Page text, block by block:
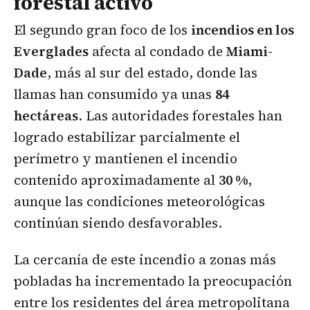
El segundo gran foco de los incendios en los
Everglades afecta al condado de Miami-
Dade, más al sur del estado, donde las
llamas han consumido ya unas 84
hectáreas. Las autoridades forestales han
logrado estabilizar parcialmente el
perímetro y mantienen el incendio
contenido aproximadamente al 30 %,
aunque las condiciones meteorológicas
continúan siendo desfavorables.
La cercanía de este incendio a zonas más
pobladas ha incrementado la preocupación
entre los residentes del área metropolitana